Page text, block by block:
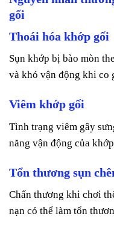
gối
Thoái hóa khớp gối
Sụn khớp bị bào mòn
và khó vận động khi co
Viêm khớp gối
Tình trạng viêm gây
năng vận động của
Tổn thương sụn
Chấn thương khi chơi
nạn có thể làm tổn